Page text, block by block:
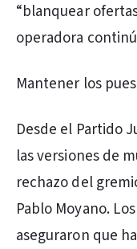
“blanquear
operadora
Mantener los
Desde el Partido
las versiones de
rechazo del
Pablo Moyano.
aseguraron que